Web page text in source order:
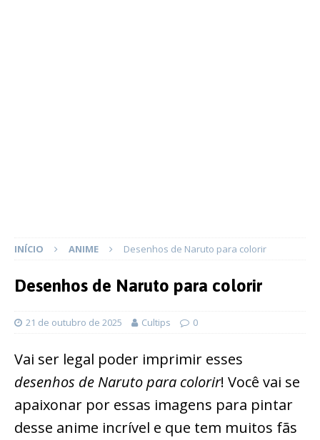
INÍCIO ANIME Desenhos de Naruto para colorir
Desenhos de Naruto para colorir
21 de outubro de 2025 Cultips 0
Vai ser legal poder imprimir esses
desenhos de Naruto para colorir! Você vai se
apaixonar por essas imagens para pintar
desse anime incrível e que tem muitos fãs